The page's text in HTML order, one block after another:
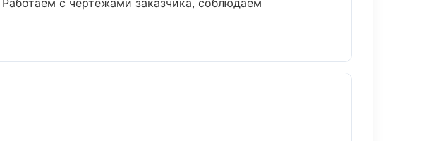
с чертежами заказчика, соблюдаем